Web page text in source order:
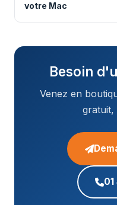
votre Mac
Besoin
Venez en
gratuit,